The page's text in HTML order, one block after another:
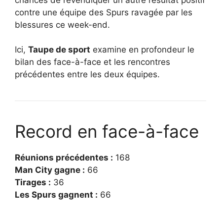
contre une équipe des Spurs ravagée par les
blessures ce week-end.
Ici, Taupe de sport examine en profondeur le
bilan des face-à-face et les rencontres
précédentes entre les deux équipes.
Record en face-à-face
Réunions précédentes : 168
Man City gagne : 66
Tirages : 36
Les Spurs gagnent : 66